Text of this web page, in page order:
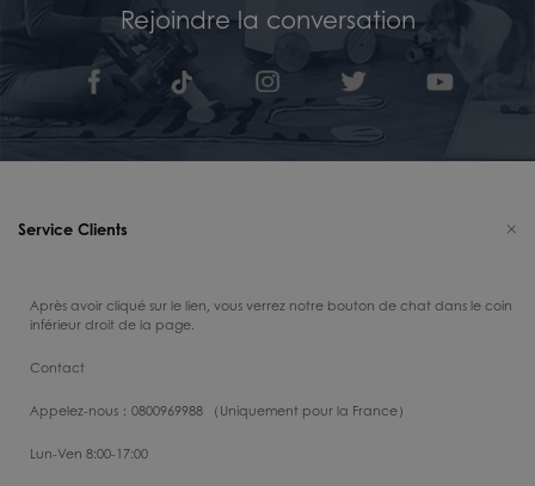
Rejoindre la conversation
Service Clients
Après avoir cliqué sur le lien, vous verrez notre bouton de chat dans le coin
inférieur droit de la page.
Contact
Appelez-nous：0800969988 （Uniquement pour la France）
Lun-Ven 8:00-17:00